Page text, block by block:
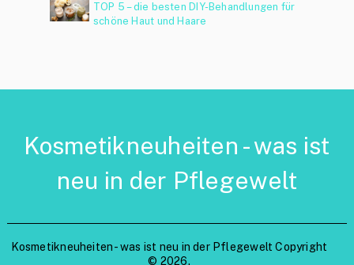
TOP 5 – die besten DIY-Behandlungen für
schöne Haut und Haare
Kosmetikneuheiten - was ist
neu in der Pflegewelt
Kosmetikneuheiten - was ist neu in der Pflegewelt Copyright
© 2026.